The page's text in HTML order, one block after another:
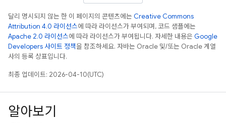
달리 명시되지 않는 한 이 페이지의 콘텐츠에는 Creative Commons
Attribution 4.0 라이선스에 따라 라이선스가 부여되며, 코드 샘플에는
Apache 2.0 라이선스에 따라 라이선스가 부여됩니다. 자세한 내용은 Google
Developers 사이트 정책을 참조하세요. 자바는 Oracle 및/또는 Oracle 계열
사의 등록 상표입니다.
최종 업데이트: 2026-04-10(UTC)
알아보기